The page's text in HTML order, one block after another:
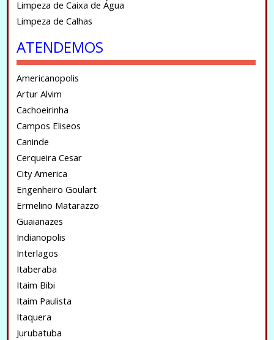
Limpeza de Caixa de Água
Limpeza de Calhas
ATENDEMOS
Americanopolis
Artur Alvim
Cachoeirinha
Campos Eliseos
Caninde
Cerqueira Cesar
City America
Engenheiro Goulart
Ermelino Matarazzo
Guaianazes
Indianopolis
Interlagos
Itaberaba
Itaim Bibi
Itaim Paulista
Itaquera
Jurubatuba